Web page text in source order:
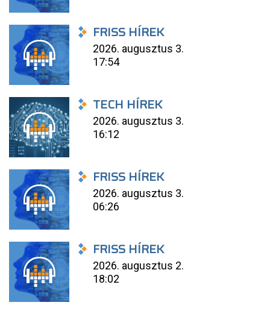
FRISS HÍREK
2026. augusztus 3.
17:54
TECH HÍREK
2026. augusztus 3.
16:12
FRISS HÍREK
2026. augusztus 3.
06:26
FRISS HÍREK
2026. augusztus 2.
18:02